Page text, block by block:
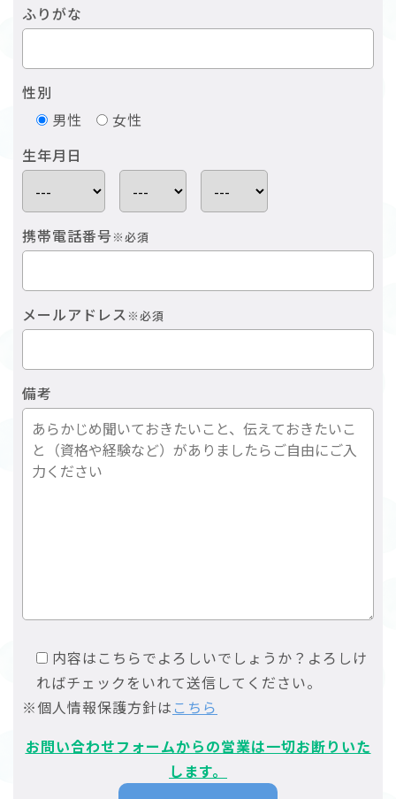
ふりがな
性別
男性
女性
生年月日
携帯電話番号※必須
メールアドレス ※必須
備考
内容はこちらでよろしいでしょうか？よろしけ
ればチェックをいれて送信してください。
※個人情報保護方針は こちら
お問い合わせフォームからの営業は一切お断りいた
します。